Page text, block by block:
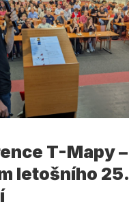
T-Mapy –
letošního 25.